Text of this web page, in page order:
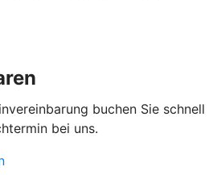
buchen Sie schnell
bei uns.